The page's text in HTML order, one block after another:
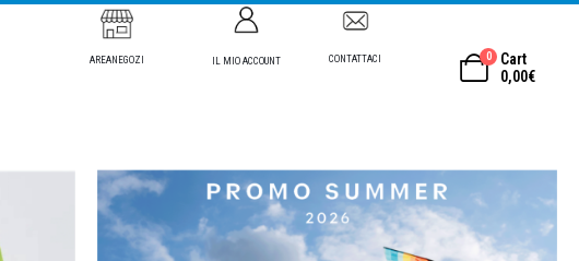
AREANEGOZI IL MIO ACCOUNT CONTATTACI 0
Cart
0,00€